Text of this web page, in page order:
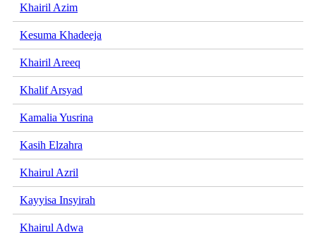
Khairil Azim
Kesuma Khadeeja
Khairil Areeq
Khalif Arsyad
Kamalia Yusrina
Kasih Elzahra
Khairul Azril
Kayyisa Insyirah
Khairul Adwa